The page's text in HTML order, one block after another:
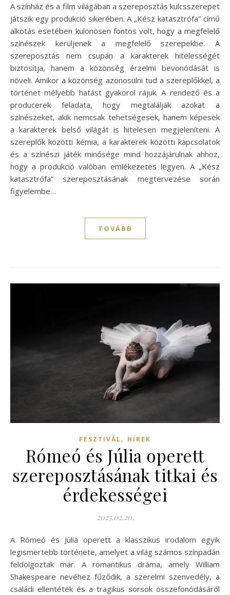
A színház és a film világában a szereposztás kulcsszerepet
játszik egy produkció sikerében. A „Kész katasztrófa” című
alkotás esetében különösen fontos volt, hogy a megfelelő
színészek kerüljenek a megfelelő szerepekbe. A
szereposztás nem csupán a karakterek hitelességét
biztosítja, hanem a közönség érzelmi bevonódását is
növeli. Amikor a közönség azonosulni tud a szereplőkkel, a
történet mélyebb hatást gyakorol rájuk. A rendező és a
producerek feladata, hogy megtalálják azokat a
színészeket, akik nemcsak tehetségesek, hanem képesek
a karakterek belső világát is hitelesen megjeleníteni. A
szereplők közötti kémia, a karakterek közötti kapcsolatok
és a színészi játék minősége mind hozzájárulnak ahhoz,
hogy a produkció valóban emlékezetes legyen. A „Kész
katasztrófa” szereposztásának megtervezése során
figyelembe…
TOVÁBB
FESZTIVÁL, HÍREK
Rómeó és Júlia operett
szereposztásának titkai és
érdekességei
2025.02.20.
A Rómeó és Júlia operett a klasszikus irodalom egyik
legismertebb története, amelyet a világ számos színpadán
feldolgoztak már. A romantikus dráma, amely William
Shakespeare nevéhez fűződik, a szerelmi szenvedély, a
családi ellentétek és a tragikus sorsok összefonódásáról